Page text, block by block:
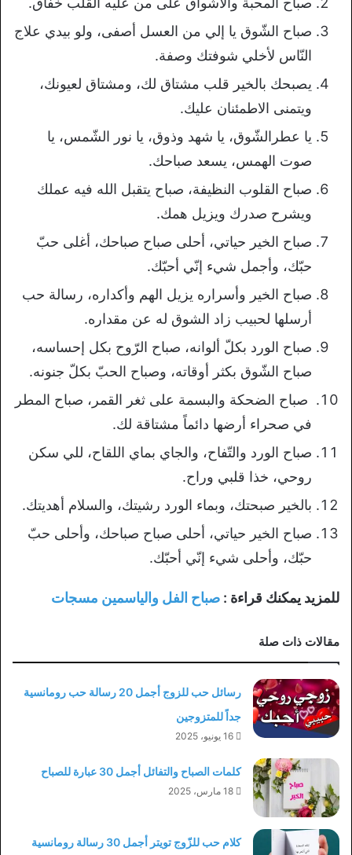
صباح الشّوق يا إلي من العسل أصفى، ولو بيدي علاج
النّاس لأخلي شوفتك وصفة.
يصبحك بالخير قلب مشتاق لك، ومشتاق لعيونك،
ويتمنى الاطمئنان عليك.
يا عطرالشّوق، يا شهد وذوق، يا نور الشّمس، يا
صوت الهمس، يسعد صباحك.
صباح القلوب النظيفة، صباح يتقبل الله فيه عملك
ويشرح صدرك ويزيل همك.
صباح الخير حياتي، أحلى صباح صباحك، أغلى حبّ
حبّك، وأجمل شيء إنّي أحبّك.
صباح الخير وأسراره يزيل الهم وأكداره، رسالة حب
أرسلها لحبيب زاد الشوق له عن مقداره.
صباح الورد بكلّ ألوانه، صباح الرّوح بكل إحساسه،
صباح الشّوق بكثر أوقاته، وصباح الحبّ بكلّ جنونه.
صباح الضحكة والبسمة على ثغر القمر، صباح المطر
في صحراء أرضها دائماً مشتاقة لك.
صباح الورد والتّفاح، والجاي بماي اللقاح، للي سكن
روحي، خذا قلبي وراح.
بالخير صبحتك، وبماء الورد رشيتك، والسلام أهديتك.
صباح الخير حياتي، أحلى صباح صباحك، وأحلى حبّ
حبّك، وأحلى شيء إنّي أحبّك.
للمزيد يمكنك قراءة : صباح الفل والياسمين مسجات
مقالات ذات صلة
رسائل حب للزوج أجمل 20 رسالة حب رومانسية
جداً للمتزوجين
16 يونيو، 2025
كلمات الصباح والتفائل أجمل 30 عبارة للصباح
18 مارس، 2025
كلام حب للزّوج تويتر أجمل 30 رسالة رومانسية